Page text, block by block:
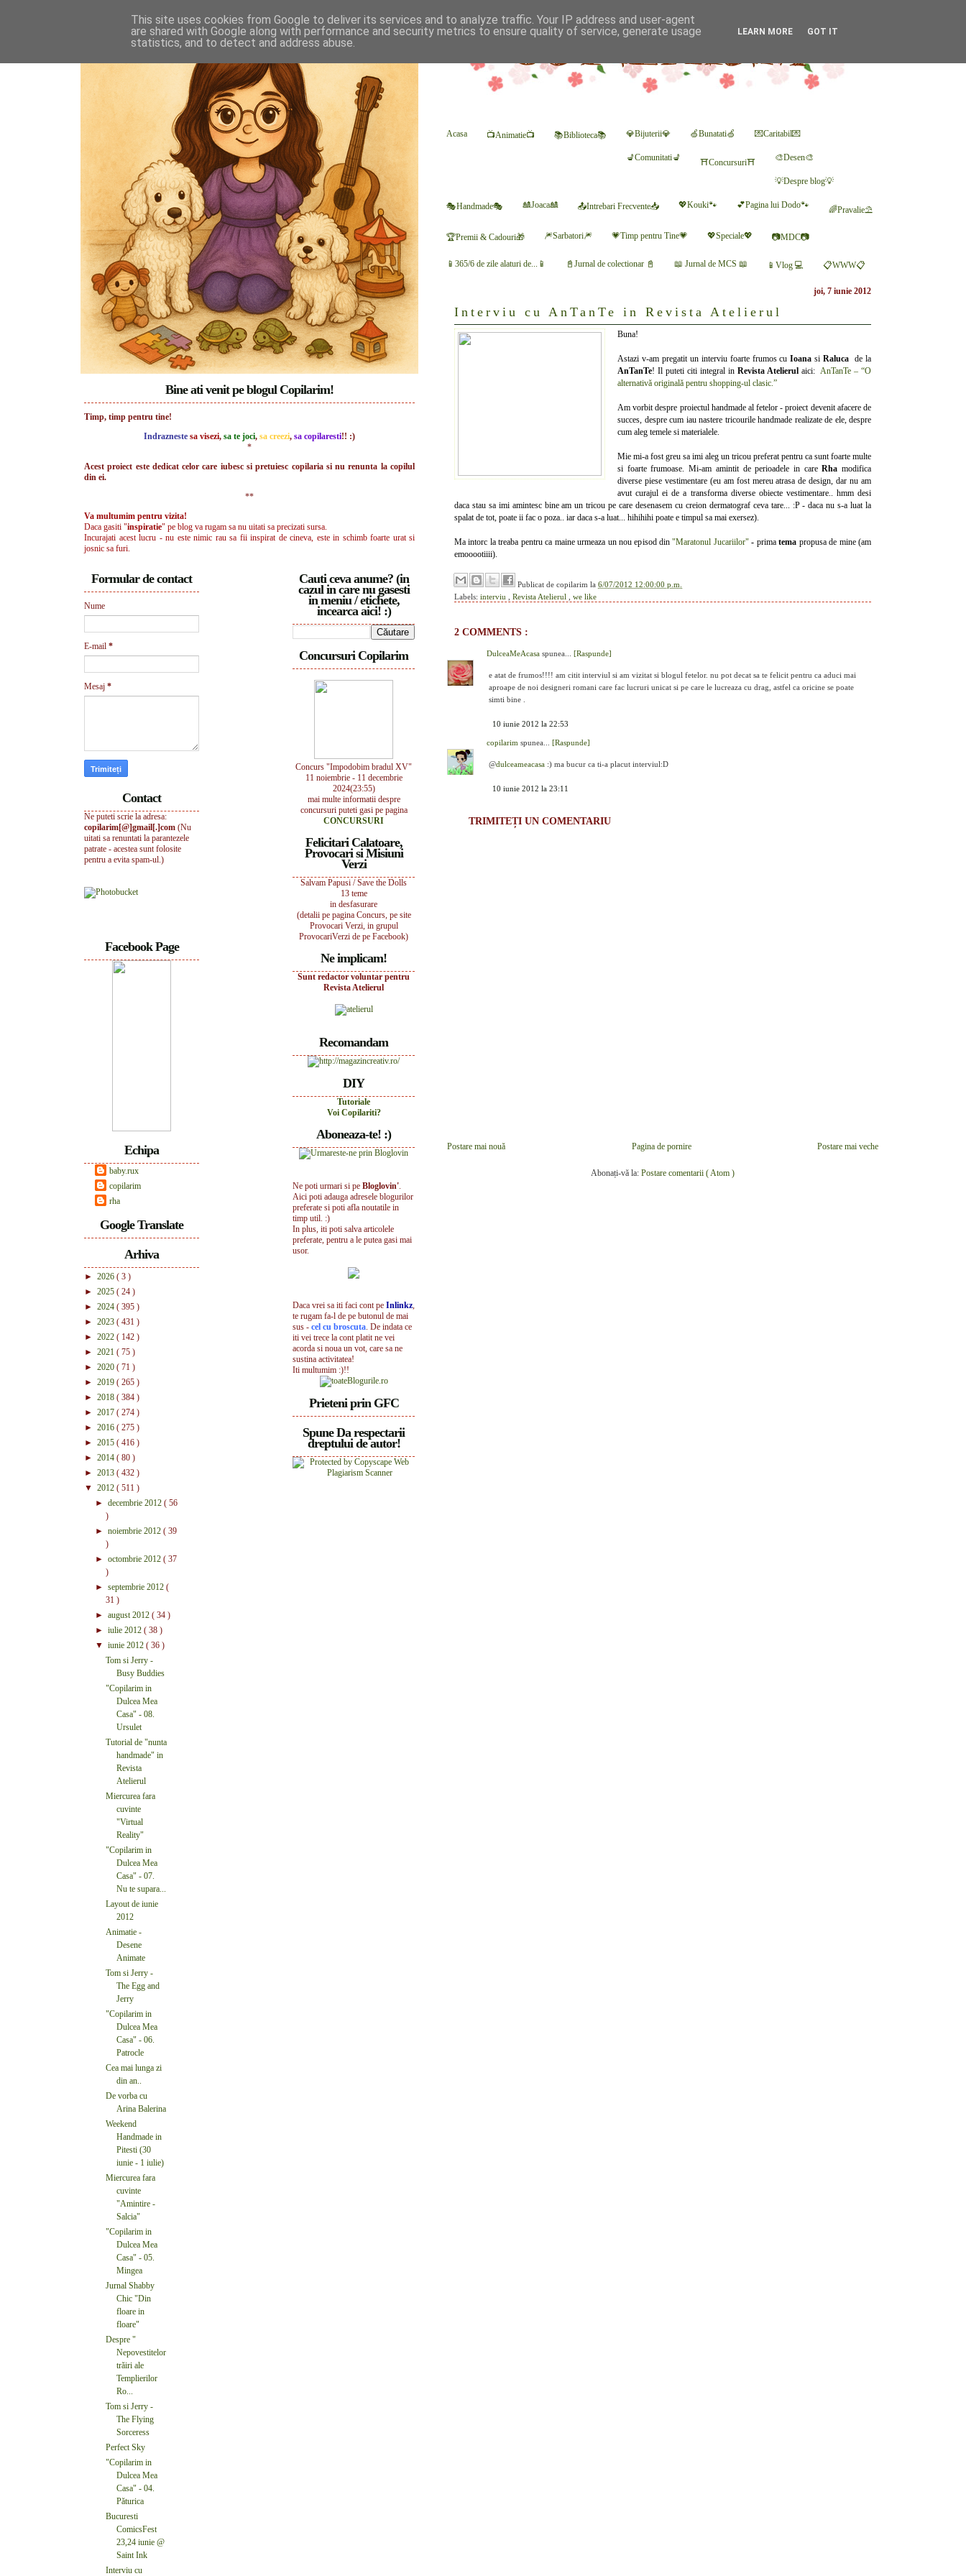
Acasa 📺Animatie📺 📚Biblioteca📚 💎Bijuterii💎 🍏Bunatati🍏 💌Caritabil💌
💺Comunitati💺 ⛩Concursuri⛩ 🎨Desen🎨
💡Despre blog💡
🎭Handmade🎭 🎎Joaca🎎 📤Intrebari Frecvente📥 💖Kouki🐾 💕Pagina lui Dodo🐾 🌈Pravalie⛱
🏆Premii & Cadouri🎁 🎆Sarbatori🎆 💗Timp pentru Tine💗 💖Speciale💖 📷MDC📷
📱365/6 de zile alaturi de...📱 📓Jurnal de colectionar 📓 📖 Jurnal de MCS 📖 📱Vlog 💻 📋WWW📋
joi, 7 iunie 2012
Interviu cu AnTanTe in Revista Atelierul
Buna!
Astazi v-am pregatit un interviu foarte frumos cuIoanasiRalucade la
AnTanTe! Il puteti citi integral in Revista Atelierul aici: AnTanTe – “O
alternativă originală pentru shopping-ul clasic.”
Am vorbit despre proiectul handmade al fetelor - proiect devenit afacere de
succes, despre cum iau nastere tricourile handmade realizate de ele, despre
cum aleg temele si materialele.
Mie mi-a fost greu sa imi aleg un tricou preferat pentru ca sunt foarte multe
si foarte frumoase. Mi-am amintit de perioadele in careRha modifica
diverse piese vestimentare (eu am fost mereu atrasa de design, dar nu am
avut curajul ei de a transforma diverse obiecte vestimentare.. hmm desi
daca stau sa imi amintesc bine am un tricou pe care desenasem cu creion dermatograf ceva tare... :P - daca nu s-a luat la
spalat de tot, poate ii fac o poza.. iar daca s-a luat... hihihihi poate e timpul sa mai exersez).
Ma intorc la treaba pentru ca maine urmeaza un nou episod din"Maratonul Jucariilor"- primatema propusa de mine (am
emooootiiii).
Publicat de copilarim la 6/07/2012 12:00:00 p.m.
Labels: interviu Revista Atelierul we like
2 COMMENTS :
DulceaMeAcasa spunea... [Raspunde]
e atat de frumos!!!! am citit interviul si am vizitat si blogul fetelor. nu pot decat sa te felicit pentru ca aduci mai
aproape de noi designeri romani care fac lucruri unicat si pe care le lucreaza cu drag, astfel ca oricine se poate
simti bine .
10 iunie 2012 la 22:53
copilarim spunea... [Raspunde]
@dulceameacasa :) ma bucur ca ti-a placut interviul:D
10 iunie 2012 la 23:11
TRIMITEȚI UN COMENTARIU
Postare mai nouă Postare mai veche
Pagina de pornire
Abonați-vă la: Postare comentarii ( Atom )
Bine ati venit pe blogul Copilarim!
Timp, timp pentru tine!
Indrazneste sa visezi, sa te joci, sa creezi, sa copilaresti!! :)
*
Acest proiect este dedicat celor care iubesc si pretuiesc copilaria si nu renunta la copilul
din ei.
**
Va multumim pentru vizita!
Daca gasiti "inspiratie" pe blog va rugam sa nu uitati sa precizati sursa.
Incurajati acest lucru - nu este nimic rau sa fii inspirat de cineva, este in schimb foarte urat si
josnic sa furi.
Cauti ceva anume? (in
cazul in care nu gasesti
in meniu / etichete,
incearca aici! :)
Concursuri Copilarim
Concurs "Impodobim bradul XV"
11 noiembrie - 11 decembrie
2024(23:55)
mai multe informatii despre
concursuri puteti gasi pe pagina
CONCURSURI
Felicitari Calatoare,
Provocari si Misiuni
Verzi
Salvam Papusi / Save the Dolls
13 teme
in desfasurare
(detalii pe pagina Concurs, pe site
Provocari Verzi, in grupul
ProvocariVerzi de pe Facebook)
Ne implicam!
Sunt redactor voluntar pentru
Revista Atelierul
Recomandam
DIY
Tutoriale
Voi Copilariti?
Aboneaza-te! :)
Ne poti urmari si pe Bloglovin'.
Aici poti adauga adresele blogurilor
preferate si poti afla noutatile in
timp util. :)
In plus, iti poti salva articolele
preferate, pentru a le putea gasi mai
usor.
Daca vrei sa iti faci cont pe Inlinkz,
te rugam fa-l de pe butonul de mai
sus - cel cu broscuta. De indata ce
iti vei trece la cont platit ne vei
acorda si noua un vot, care sa ne
sustina activitatea!
Iti multumim :)!!
Prieteni prin GFC
Spune Da respectarii
dreptului de autor!
Formular de contact
Nume
E-mail *
Mesaj *
Contact
Ne puteti scrie la adresa:
copilarim[@]gmail[.]com (Nu
uitati sa renuntati la parantezele
patrate - acestea sunt folosite
pentru a evita spam-ul.)
Facebook Page
Echipa
baby.rux
copilarim
rha
Google Translate
Arhiva
► 2026 ( 3 )
► 2025 ( 24 )
► 2024 ( 395 )
► 2023 ( 431 )
► 2022 ( 142 )
► 2021 ( 75 )
► 2020 ( 71 )
► 2019 ( 265 )
► 2018 ( 384 )
► 2017 ( 274 )
► 2016 ( 275 )
► 2015 ( 416 )
► 2014 ( 80 )
► 2013 ( 432 )
▼ 2012 ( 511 )
► decembrie 2012 ( 56
)
► noiembrie 2012 ( 39
)
► octombrie 2012 ( 37
)
► septembrie 2012 (
31 )
► august 2012 ( 34 )
► iulie 2012 ( 38 )
▼ iunie 2012 ( 36 )
Tom si Jerry -
Busy Buddies
"Copilarim in
Dulcea Mea
Casa" - 08.
Ursulet
Tutorial de "nunta
handmade" in
Revista
Atelierul
Miercurea fara
cuvinte
"Virtual
Reality"
"Copilarim in
Dulcea Mea
Casa" - 07.
Nu te supara...
Layout de iunie
2012
Animatie -
Desene
Animate
Tom si Jerry -
The Egg and
Jerry
"Copilarim in
Dulcea Mea
Casa" - 06.
Patrocle
Cea mai lunga zi
din an..
De vorba cu
Arina Balerina
Weekend
Handmade in
Pitesti (30
iunie - 1 iulie)
Miercurea fara
cuvinte
"Amintire -
Salcia"
"Copilarim in
Dulcea Mea
Casa" - 05.
Mingea
Jurnal Shabby
Chic "Din
floare in
floare"
Despre "
Nepovestitelor
trăiri ale
Templierilor
Ro...
Tom si Jerry -
The Flying
Sorceress
Perfect Sky
"Copilarim in
Dulcea Mea
Casa" - 04.
Păturica
Bucuresti
ComicsFest
23,24 iunie @
Saint Ink
Interviu cu
This site uses cookies from Google to deliver its services and to analyze traffic. Your IP address and user-agent
are shared with Google along with performance and security metrics to ensure quality of service, generate usage
statistics, and to detect and address abuse.
LEARN MORE GOT IT